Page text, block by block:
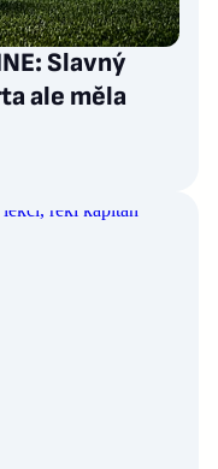
Slavný
ale měla